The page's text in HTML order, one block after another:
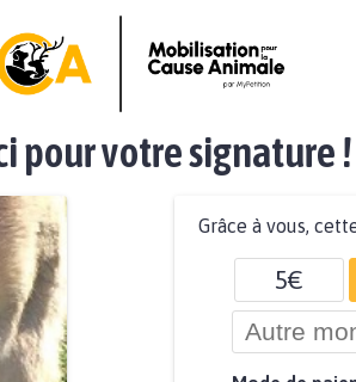
pour votre signature !
Grâce à vous,
5€